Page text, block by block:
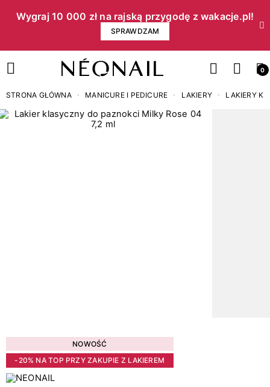
Wygraj 10 000 zł na rajską przygodę z wakacje.pl!​
SPRAWDZAM
0
STRONA GŁÓWNA MANICURE I PEDICURE LAKIERY LAKIERY
NOWOŚĆ
-20% NA TOP PRZY ZAKUPIE Z LAKIEREM